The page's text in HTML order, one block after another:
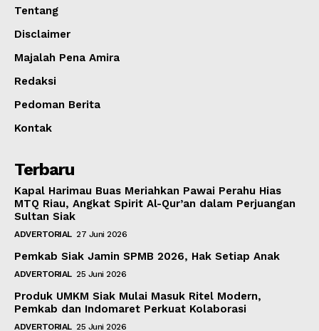
Tentang
Disclaimer
Majalah Pena Amira
Redaksi
Pedoman Berita
Kontak
Terbaru
Kapal Harimau Buas Meriahkan Pawai Perahu Hias
MTQ Riau, Angkat Spirit Al-Qur’an dalam Perjuangan
Sultan Siak
ADVERTORIAL 27 Juni 2026
Pemkab Siak Jamin SPMB 2026, Hak Setiap Anak
ADVERTORIAL 25 Juni 2026
Produk UMKM Siak Mulai Masuk Ritel Modern,
Pemkab dan Indomaret Perkuat Kolaborasi
ADVERTORIAL 25 Juni 2026